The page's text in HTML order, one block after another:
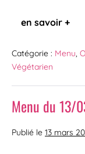
en savoir +
Catégorie : Menu,
Végétarien
Menu du 13/
Publié le 13 mars